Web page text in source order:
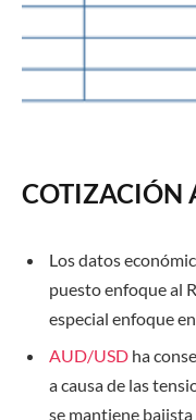
COTIZACIÓN
Los datos
puesto enfoque al
especial enfoque
AUD/USD ha
a causa de las
se mantiene bajista